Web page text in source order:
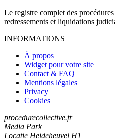
Le registre complet des
redressements et liquidations
INFORMATIONS
À propos
Widget pour votre site
Contact & FAQ
Mentions légales
Privacy
Cookies
procedurecollective.fr
Media Park
Locatie Heideheuvel H1